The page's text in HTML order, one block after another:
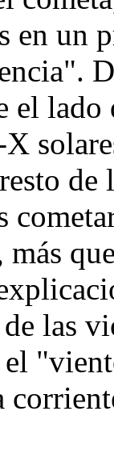
en un
el
de
más
las